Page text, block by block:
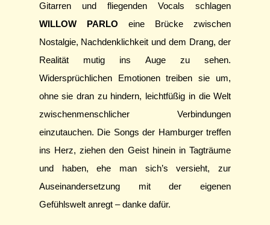
Gitarren und fliegenden Vocals schlagen
WILLOW PARLO eine Brücke zwischen
Nostalgie, Nachdenklichkeit und dem Drang, der
Realität mutig ins Auge zu sehen.
Widersprüchlichen Emotionen treiben sie um,
ohne sie dran zu hindern, leichtfüßig in die Welt
zwischenmenschlicher Verbindungen
einzutauchen. Die Songs der Hamburger treffen
ins Herz, ziehen den Geist hinein in Tagträume
und haben, ehe man sich’s versieht, zur
Auseinandersetzung mit der eigenen
Gefühlswelt anregt – danke dafür.